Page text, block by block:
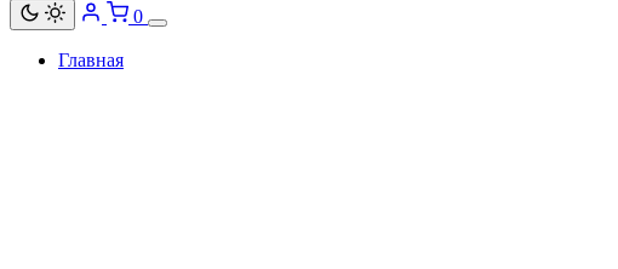
0
Главная